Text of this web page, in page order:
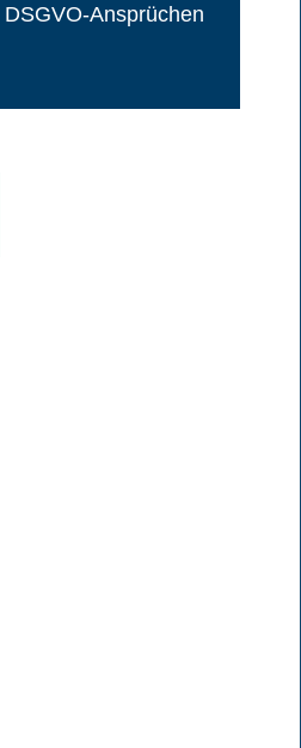
Ansprüchen